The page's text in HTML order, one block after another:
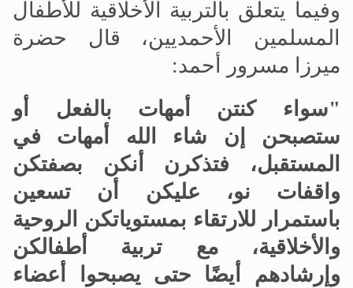
وفيما يتعلق بالتربية الأخلاقية للأطفال
المسلمين الأحمديين، قال حضرة
ميرزا مسرور أحمد:
"سواء كنتن أمهات بالفعل أو
ستصبحن
إن شاء الله أمهات في
المستقبل، فتذكرن أنكن بصفتكن
واقفات نو، عليكن أن تسعين
باستمرار للارتقاء بمستوياتكن الروحية
والأخلاقية، مع تربية أطفالكن
وإرشادهم أيضًا حتى يصبحوا أعضاء